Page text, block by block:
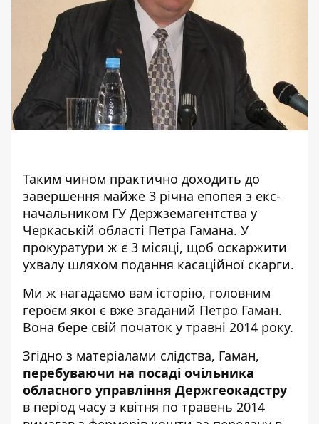
Таким чином практично доходить до
завершення майже 3 річна епопея з екс-
начальником ГУ Держземагентства у
Черкаській області Петра Гамана. У
прокуратури ж є 3 місяці, щоб оскаржити
ухвалу шляхом подання касаційної скарги.
Ми ж нагадаємо вам історію, головним
героєм якої є вже згаданий Петро Гаман.
Вона бере свій початок у травні 2014 року.
Згідно з матеріалами слідства, Гаман,
перебуваючи на посаді очільника
обласного управління Держгеокадстру
в період часу з квітня по травень 2014